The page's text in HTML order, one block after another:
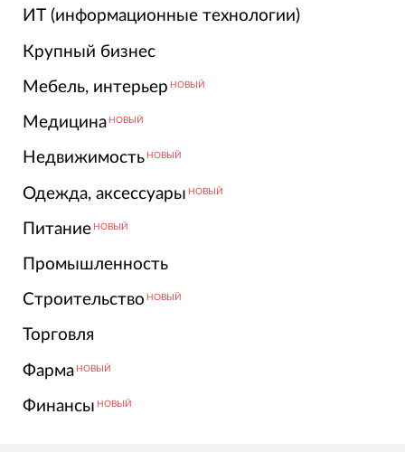
ИТ (информационные технологии)
Крупный бизнес
Мебель, интерьер НОВЫЙ
Медицина НОВЫЙ
Недвижимость НОВЫЙ
Одежда, аксессуары НОВЫЙ
Питание НОВЫЙ
Промышленность
Строительство НОВЫЙ
Торговля
Фарма НОВЫЙ
Финансы НОВЫЙ